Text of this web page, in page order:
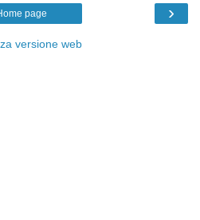
›
page
versione web